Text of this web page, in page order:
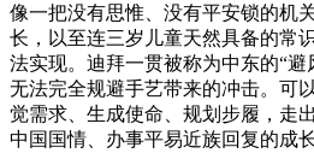
像一把没有思惟、没有平安锁的机
长，以至连三岁儿童天然具备的常
法实现。迪拜一贯被称为中东的“
无法完全规避手艺带来的冲击。可
觉需求、生成使命、规划步履，走
中国国情、办事平易近族回复的成